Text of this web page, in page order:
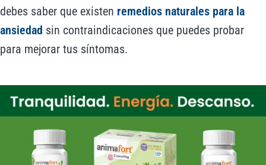
debes saber que existen remedios naturales para la
ansiedad sin contraindicaciones que puedes probar
para mejorar tus síntomas.